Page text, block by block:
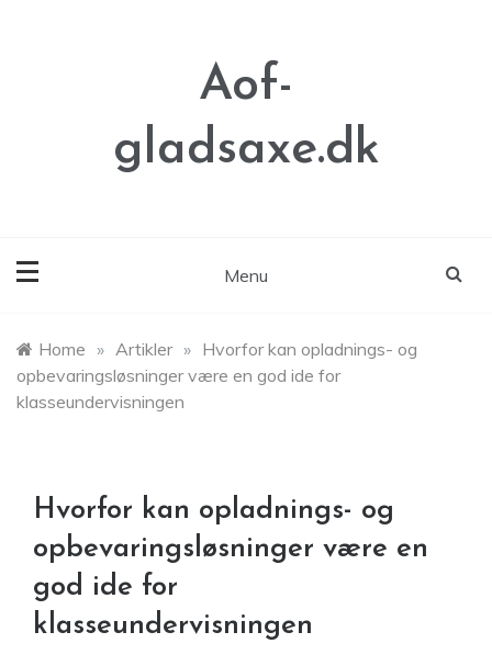
Aof-
gladsaxe.dk
Menu
Home » Artikler » Hvorfor kan opladnings- og
opbevaringsløsninger være en god ide for
klasseundervisningen
Hvorfor kan opladnings- og
opbevaringsløsninger være en
god ide for
klasseundervisningen